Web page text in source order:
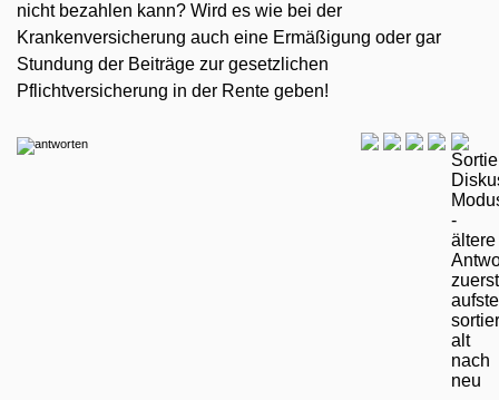
nicht bezahlen kann? Wird es wie bei der
Krankenversicherung auch eine Ermäßigung oder gar
Stundung der Beiträge zur gesetzlichen
Pflichtversicherung in der Rente geben!